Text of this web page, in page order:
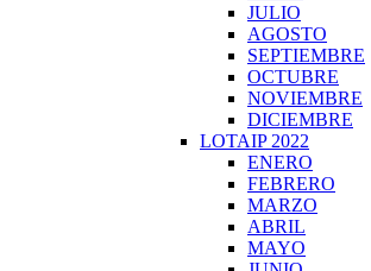
JULIO
AGOSTO
SEPTIEMBRE
OCTUBRE
NOVIEMBRE
DICIEMBRE
LOTAIP 2022
ENERO
FEBRERO
MARZO
ABRIL
MAYO